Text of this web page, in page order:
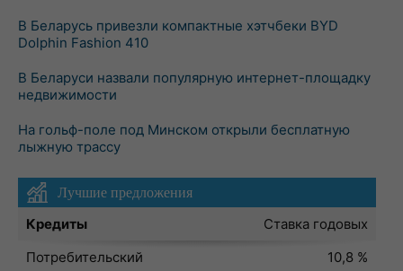
В Беларусь привезли компактные хэтчбеки BYD
Dolphin Fashion 410
В Беларуси назвали популярную интернет-площадку
недвижимости
На гольф-поле под Минском открыли бесплатную
лыжную трассу
Лучшие предложения
Кредиты
Ставка годовых
Потребительский
10,8 %